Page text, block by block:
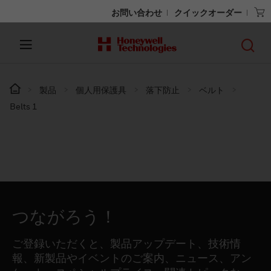
お問い合わせ クイックオーダー
製品 個人用保護具 落下防止
ベルト
Belts 1
つながろう！
ご登録いただくと、製品アップデート、技術情
報、新製品やイベントのご案内、ニュース、アン